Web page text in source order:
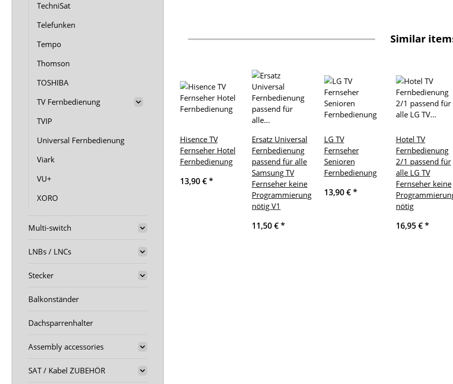
Similar
Hisence TV
Fernseher Hotel
Fernbedienung
13,90 €*
Ersatz Universal
Fernbedienung
passend für alle
Samsung TV
Fernseher keine
Programmierung
nötig V1
11,50 €*
LG TV
Fernseher
Senioren
Fernbedienung
13,90 €*
Hotel TV
Fernbedienung
2/1 passend für
alle LG TV
Fernseher keine
nötig
16,95 €*
TechniSat
Telefunken
Tempo
Thomson
TOSHIBA
TV Fernbedienung
TVIP
Universal Fernbedienung
Viark
VU+
XORO
Multi-switch
LNBs / LNCs
Stecker
Balkonständer
Dachsparrenhalter
Assembly accessories
SAT / Kabel ZUBEHÖR